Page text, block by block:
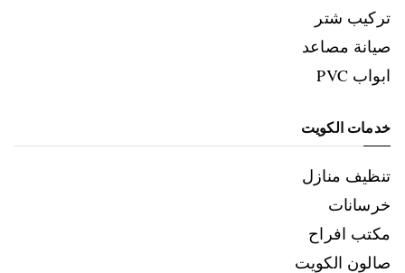
تركيب شتر
صيانة مصاعد
ابواب PVC
خدمات الكويت
تنظيف منازل
خرسانات
مكتب افراح
صالون الكويت